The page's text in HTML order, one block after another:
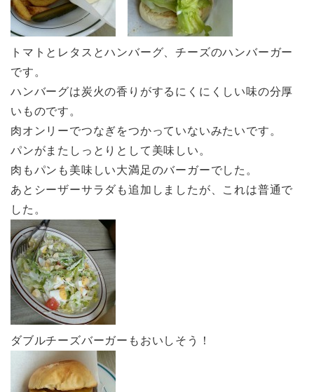
トマトとレタスとハンバーグ、チーズのハンバーガー
です。
ハンバーグは炭火の香りがするにくにくしい味の分厚
いものです。
肉オンリーでつなぎをつかっていないみたいです。
パンがまたしっとりとして美味しい。
肉もパンも美味しい大満足のバーガーでした。
あとシーザーサラダも追加しましたが、これは普通で
した。
ダブルチーズバーガーもおいしそう！